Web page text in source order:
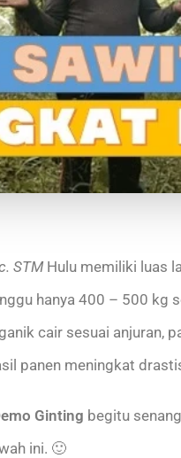
STMHulu memiliki luas
hanya 400 – 500 kg
cair sesuai anjuran,
panen meningkat
Ginting begitu
ini. 🙂